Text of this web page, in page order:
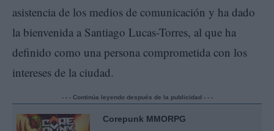
asistencia de los medios de comunicación y ha dado
la bienvenida a Santiago Lucas-Torres, al que ha
definido como una persona comprometida con los
intereses de la ciudad.
- - - Continúa leyendo después de la publicidad - - -
Corepunk MMORPG